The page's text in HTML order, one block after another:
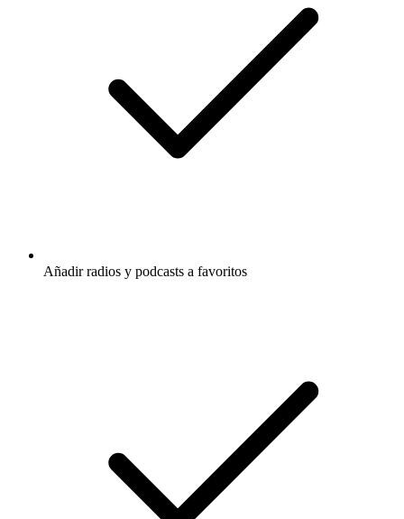
Añadir radios y podcasts a favoritos